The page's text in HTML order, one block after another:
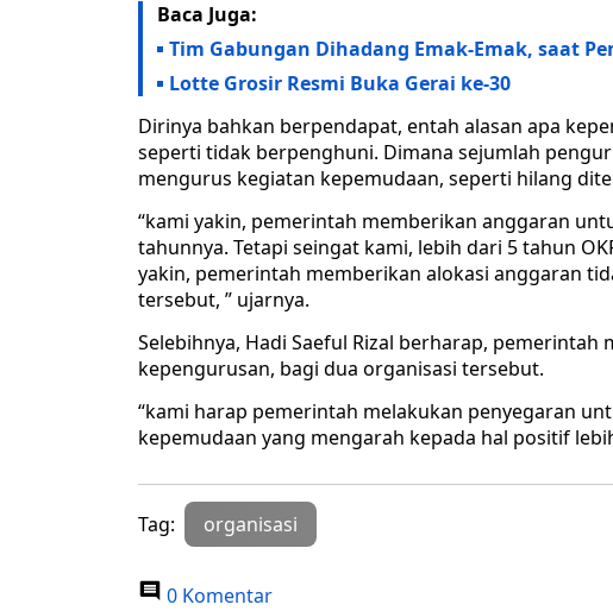
Baca Juga:
Tim Gabungan Dihadang Emak-Emak, saat
Lotte Grosir Resmi Buka Gerai ke-30
Dirinya bahkan berpendapat, entah alasan apa
seperti tidak berpenghuni. Dimana sejumlah
mengurus kegiatan kepemudaan, seperti hilang
“kami yakin, pemerintah memberikan anggaran
tahunnya. Tetapi seingat kami, lebih dari 5 tahun
yakin, pemerintah memberikan alokasi anggaran
tersebut, ” ujarnya.
Selebihnya, Hadi Saeful Rizal berharap,
kepengurusan, bagi dua organisasi tersebut.
“kami harap pemerintah melakukan penyegaran
kepemudaan yang mengarah kepada hal positif
Tag: organisasi
0 Komentar